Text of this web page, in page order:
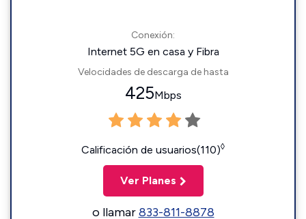
Conexión:
Internet 5G en casa y Fibra
Velocidades de descarga de hasta
425Mbps
Calificación de usuarios(110)◊
Ver Planes
o llamar833-811-8878